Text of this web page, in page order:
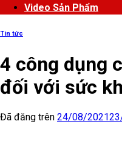
Video Sản Phẩm
Tin tức
4 công dụng
đối với sức
Đã đăng trên 24/08/2021